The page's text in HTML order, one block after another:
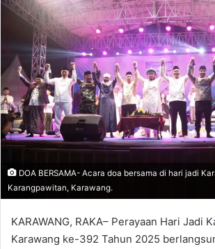
‎DOA BERSAMA- Acara doa bersama di hari jadi
Karangpawitan, Karawang.
KARAWANG, RAKA– Perayaan Hari Jadi
Karawang ke-392 Tahun 2025